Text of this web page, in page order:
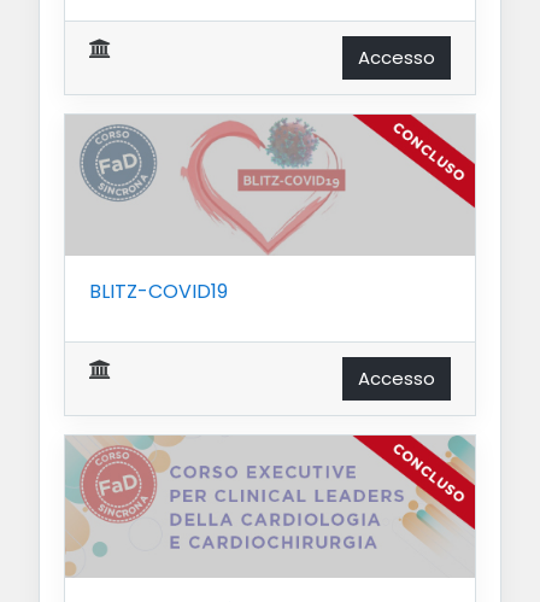
Accesso
BLITZ-COVID19
Accesso